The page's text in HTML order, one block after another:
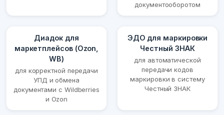
документооборотом
Диадок для
маркетплейсов (Ozon,
WB)
для корректной передачи
УПД и обмена
документами с Wildberries
и Ozon
ЭДО для маркировки
Честный ЗНАК
для автоматической
передачи кодов
маркировки в систему
Честный ЗНАК